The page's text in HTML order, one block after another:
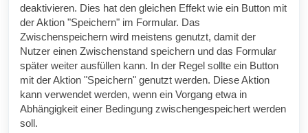
deaktivieren. Dies hat den gleichen Effekt wie ein Button mit
der Aktion "Speichern" im Formular. Das
Zwischenspeichern wird meistens genutzt, damit der
Nutzer einen Zwischenstand speichern und das Formular
später weiter ausfüllen kann. In der Regel sollte ein Button
mit der Aktion "Speichern" genutzt werden. Diese Aktion
kann verwendet werden, wenn ein Vorgang etwa in
Abhängigkeit einer Bedingung zwischengespeichert werden
soll.